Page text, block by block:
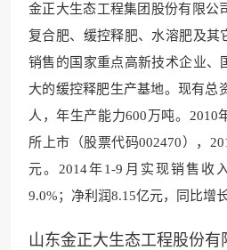
金正大生态工程集团股份有限公
复合肥、缓控释肥、水溶肥及其
销售的国家重点高新技术企业、
大的缓控释肥生产基地。现有总
人，年生产能力600万吨。2010
所上市（股票代码002470），
元。2014年1-9月实现销售收
9.0%；净利润8.15亿元，同比增长
山东金正大生态工程股份